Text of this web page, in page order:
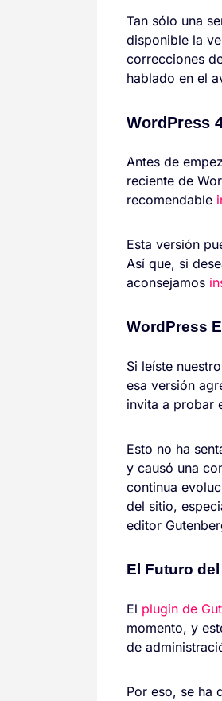
Tan sólo una
disponible la
correcciones
hablado en el
WordPress
Antes de
reciente de
recomendable
Esta versión
Así que, si
aconsejamos
WordPress
Si leíste
esa versión
invita a probar
Esto no ha
y causó una
continua
del sitio,
editor
El Futuro
El plugin de
momento, y
de
Por eso, se ha